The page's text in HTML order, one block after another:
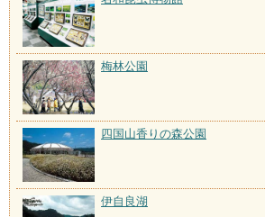
梅林公園
四国山香りの森公園
伊自良湖